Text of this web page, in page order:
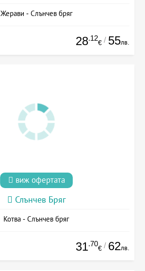
Жерави - Слънчев бряг
28.12
€ / 55лв.
виж офертата
Слънчев Бряг
Котва - Слънчев бряг
31.70
€ / 62лв.